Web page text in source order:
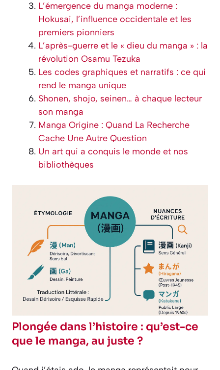
L’émergence du manga moderne :
Hokusai, l’influence occidentale et les
premiers pionniers
L’après-guerre et le « dieu du manga » : la
révolution Osamu Tezuka
Les codes graphiques et narratifs : ce qui
rend le manga unique
Shonen, shojo, seinen… à chaque lecteur
son manga
Manga Origine : Quand La Recherche
Cache Une Autre Question
Un art qui a conquis le monde et nos
bibliothèques
Plongée dans l’histoire : qu’est-ce
que le manga, au juste ?